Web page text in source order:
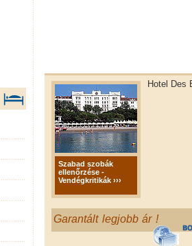
Szabad szobák
ellenőrzése -
Vendégkritikák ›››
Hotel Des
Garantált legjobb ár !